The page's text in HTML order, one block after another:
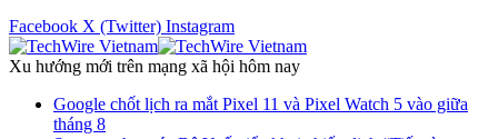
Facebook X (Twitter) Instagram
Xu hướng mới trên mạng xã hội hôm nay
Google chốt lịch ra mắt Pixel 11 và Pixel Watch 5 vào giữa
tháng 8